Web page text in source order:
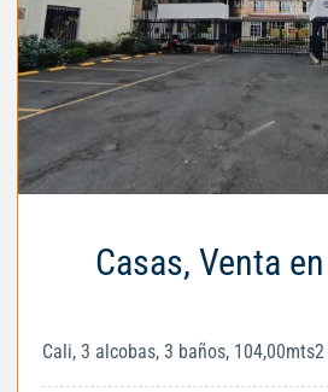
Casas, Venta
Cali, 3 alcobas, 3 baños, 104,00mts2